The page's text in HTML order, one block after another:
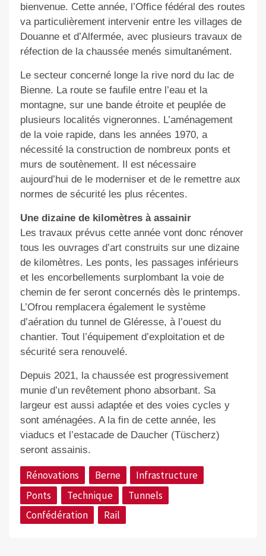
bienvenue. Cette année, l’Office fédéral des routes
va particulièrement intervenir entre les villages de
Douanne et d’Alfermée, avec plusieurs travaux de
réfection de la chaussée menés simultanément.
Le secteur concerné longe la rive nord du lac de
Bienne. La route se faufile entre l’eau et la
montagne, sur une bande étroite et peuplée de
plusieurs localités vigneronnes. L’aménagement
de la voie rapide, dans les années 1970, a
nécessité la construction de nombreux ponts et
murs de soutènement. Il est nécessaire
aujourd’hui de le moderniser et de le remettre aux
normes de sécurité les plus récentes.
Une dizaine de kilomètres à assainir
Les travaux prévus cette année vont donc rénover
tous les ouvrages d’art construits sur une dizaine
de kilomètres. Les ponts, les passages inférieurs
et les encorbellements surplombant la voie de
chemin de fer seront concernés dès le printemps.
L’Ofrou remplacera également le système
d’aération du tunnel de Gléresse, à l’ouest du
chantier. Tout l’équipement d’exploitation et de
sécurité sera renouvelé.
Depuis 2021, la chaussée est progressivement
munie d’un revêtement phono absorbant. Sa
largeur est aussi adaptée et des voies cycles y
sont aménagées. A la fin de cette année, les
viaducs et l’estacade de Daucher (Tüscherz)
seront assainis.
Rénovations Berne
Infrastructure
Ponts
Technique
Tunnels
Confédération
Rail